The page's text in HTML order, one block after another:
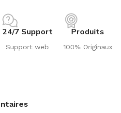
24/7 Support
Support web
Produits
100% Originaux